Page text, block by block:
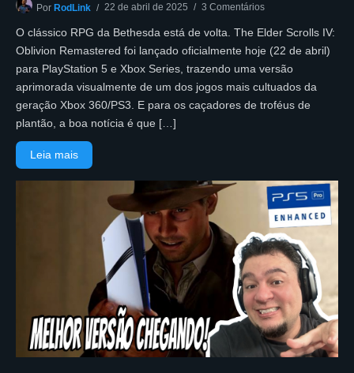
Por RodLink 22 de abril de 2025 3 Comentários
O clássico RPG da Bethesda está de volta. The Elder Scrolls IV:
Oblivion Remastered foi lançado oficialmente hoje (22 de abril)
para PlayStation 5 e Xbox Series, trazendo uma versão
aprimorada visualmente de um dos jogos mais cultuados da
geração Xbox 360/PS3. E para os caçadores de troféus de
plantão, a boa notícia é que […]
Leia mais